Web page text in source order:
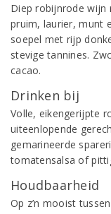
Diep robijnrode wijn
pruim, laurier, munt
soepel met rijp
stevige tannines.
cacao.
Drinken bij
Volle, eikengerijpte
uiteenlopende
gemarineerde
tomatensalsa of
Houdbaarheid
Op z’n mooist